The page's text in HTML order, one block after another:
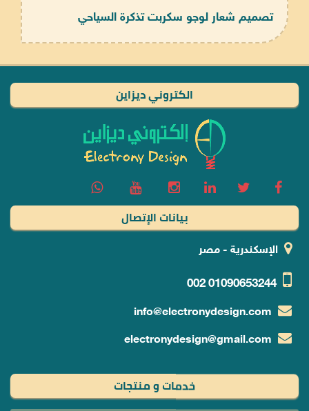
تصميم شعار لوجو سكربت تذكرة السياحي
الكتروني ديزاين
بيانات الإتصال
الإسكندرية - مصر
01090653244
002
info@electronydesign.com
electronydesign@gmail.com
خدمات و منتجات